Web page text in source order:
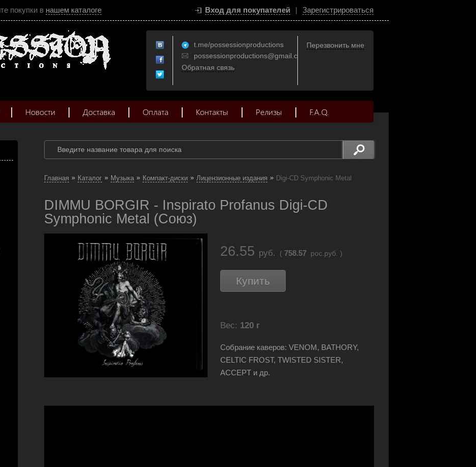
покупки в нашем каталоге Вход для покупателей | Зарегистрироваться
t.me/possessionproductions
possessionproductions@gmail.com
Обратная связь
Перезвонить мне
Новости Доставка Оплата Контакты Релизы F.A.Q.
Главная » Каталог » Музыка » Компакт-диски » Лицензионные издания » Digi-CD Symphonic Metal
DIMMU BORGIR - Inspirato Profanus Digi-CD
Symphonic Metal (Союз)
26.55 руб. ( 758.57 рос.руб. )
Купить
Вес: 120 г
Собрание каверов: VENOM, BATHORY,
CELTIC FROST, TWISTED SISTER,
ACCEPT и др.